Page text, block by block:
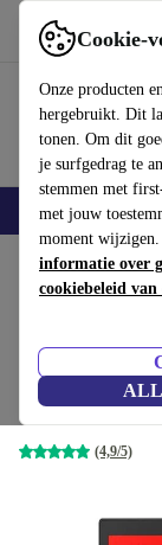
Cookie-
Onze producten
hergebruikt. Dit
tonen. Om dit
je surfgedrag te
stemmen met
met jouw
moment wijzigen.
informatie over
cookiebeleid van
Gebruik
Smartphones
Home Producten
Lenovo
| 14"
8 GB | 256 GB
(4,9/5)